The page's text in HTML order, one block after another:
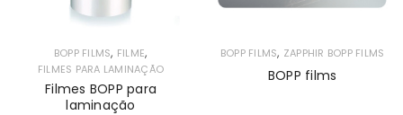
BOPP FILMS, FILME,
FILMES PARA LAMINAÇÃO
Filmes BOPP para
laminação
BOPP FILMS, ZAPPHIR BOPP FILMS
BOPP films